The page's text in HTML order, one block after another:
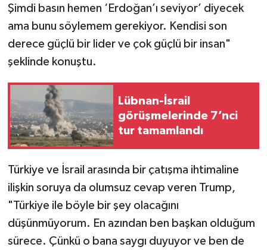
Şimdi basın hemen ‘Erdoğan’ı seviyor’ diyecek
ama bunu söylemem gerekiyor. Kendisi son
derece güçlü bir lider ve çok güçlü bir insan"
şeklinde konuştu.
Lübnan-İsrail
görüşmelerinde 7’nci
tur tamamlandı
Türkiye ve İsrail arasında bir çatışma ihtimaline
ilişkin soruya da olumsuz cevap veren Trump,
"Türkiye ile böyle bir şey olacağını
düşünmüyorum. En azından ben başkan olduğum
sürece. Çünkü o bana saygı duyuyor ve ben de